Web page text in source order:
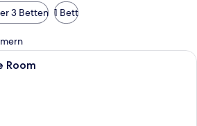
3 Betten 1 Bett
Ein Hotelzimmer mit einem großen
Room